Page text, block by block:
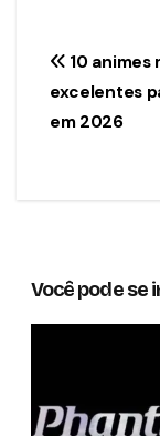
de
10 animes
excelentes
em 2026
Você pode se